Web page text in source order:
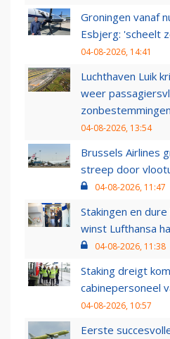
Groningen vanaf
Esbjerg: 'scheelt
04-08-2026, 14:41
Luchthaven Luik
weer
zonbestemmingen
04-08-2026, 13:54
Brussels Airlines
streep door
04-08-2026, 11:47
Stakingen en
winst Lufthansa
04-08-2026, 11:38
Staking dreigt
cabinepersoneel
04-08-2026, 10:57
Eerste